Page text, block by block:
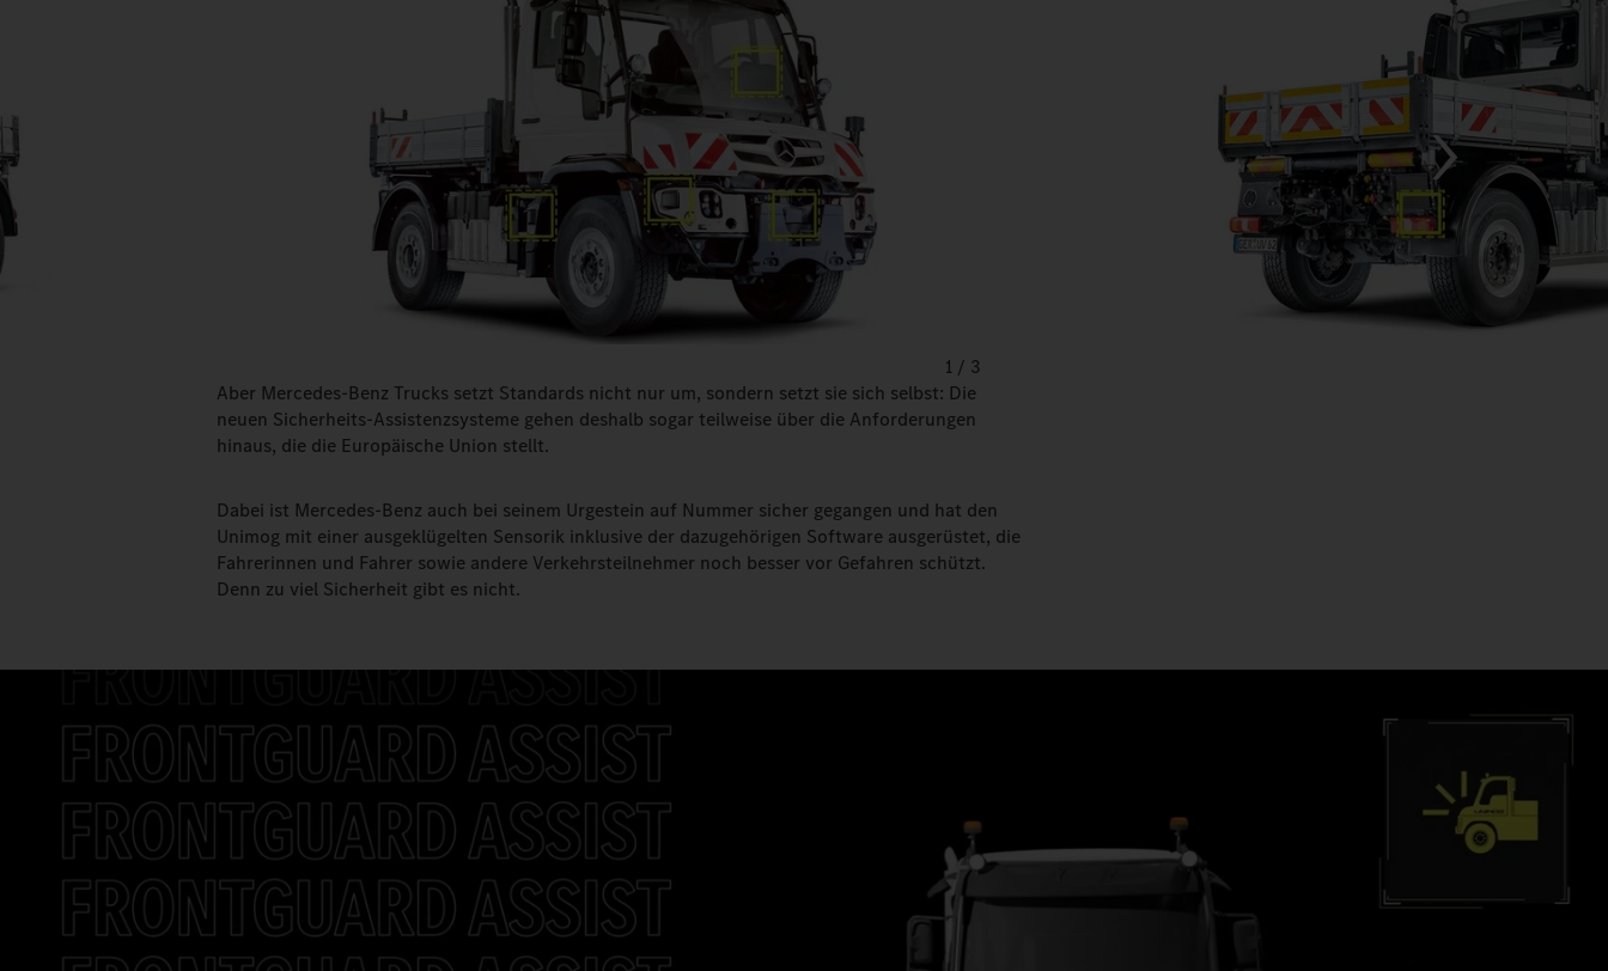
1 / 3
Aber Mercedes-Benz Trucks setzt Standards nicht nur um, sondern setzt sie sich selbst: Die
neuen Sicherheits-Assistenzsysteme gehen deshalb sogar teilweise über die Anforderungen
hinaus, die die Europäische Union stellt.
Dabei ist Mercedes-Benz auch bei seinem Urgestein auf Nummer sicher gegangen und hat den
Unimog mit einer ausgeklügelten Sensorik inklusive der dazugehörigen Software ausgerüstet, die
Fahrerinnen und Fahrer sowie andere Verkehrsteilnehmer noch besser vor Gefahren schützt.
Denn zu viel Sicherheit gibt es nicht.